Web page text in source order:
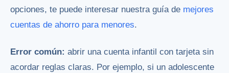
opciones, te puede interesar nuestra guía de mejores
cuentas de ahorro para menores.
Error común: abrir una cuenta infantil con tarjeta sin
acordar reglas claras. Por ejemplo, si un adolescente